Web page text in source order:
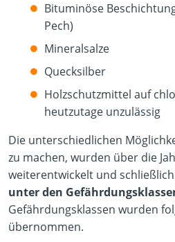
Bituminöse
Pech)
Mineralsalze
Quecksilber
Holzschutzmittel auf
heutzutage unzulässig
Die unterschiedlichen
zu machen, wurden über die
weiterentwickelt und
unter den
Gefährdungsklassen wurden
übernommen.